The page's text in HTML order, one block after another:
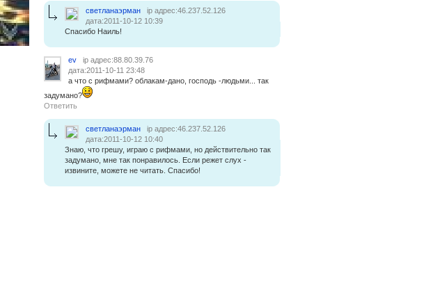
светланаэрман
ip адрес:46.237.52.126
дата:2011-10-12 10:39
Спасибо Наиль!
ev
ip адрес:88.80.39.76
дата:2011-10-11 23:48
а что с рифмами? облакам-дано, господь -людьми... так
задумано?
Ответить
светланаэрман
ip адрес:46.237.52.126
дата:2011-10-12 10:40
Знаю, что грешу, играю с рифмами, но действительно так
задумано, мне так понравилось. Если режет слух -
извините, можете не читать. Спасибо!